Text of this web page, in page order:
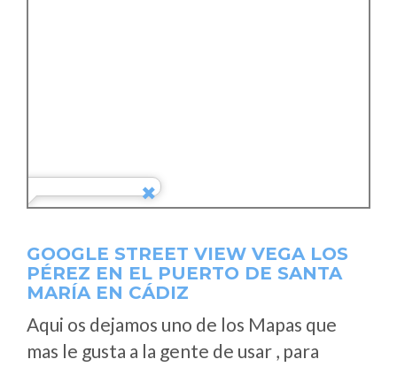
GOOGLE STREET VIEW VEGA LOS
PÉREZ EN EL PUERTO DE SANTA
MARÍA EN CÁDIZ
Aqui os dejamos uno de los Mapas que
mas le gusta a la gente de usar , para